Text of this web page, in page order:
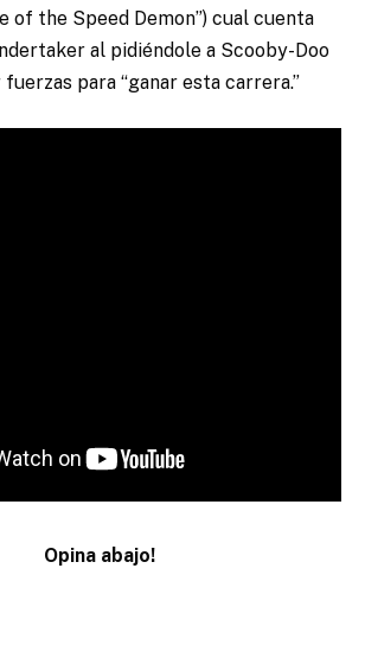
of the Speed Demon”) cual cuenta
al pidiéndole a Scooby-Doo
para “ganar esta carrera.”
Opina abajo!